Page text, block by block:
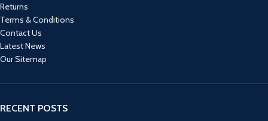
Returns
Terms & Conditions
Contact Us
Latest News
Our Sitemap
RECENT POSTS